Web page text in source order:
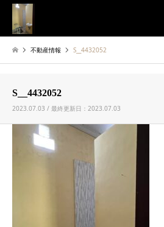
不動産情報 S__4432052
S__4432052
2023.07.03 / 最終更新日：2023.07.03